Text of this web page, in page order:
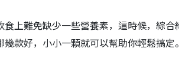
上難免缺少一些營養素，這時候，綜
款好，小小一顆就可以幫助你輕鬆搞